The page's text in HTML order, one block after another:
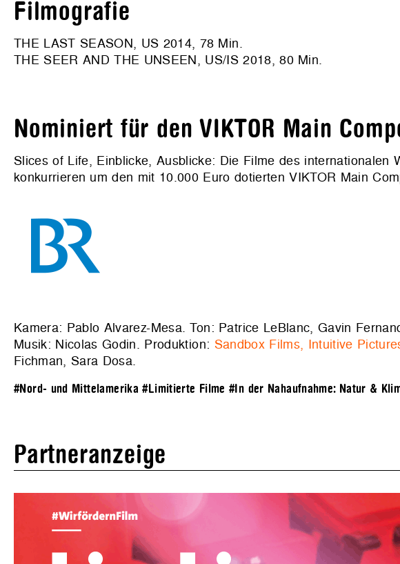
Filmografie
THE LAST SEASON, US 2014, 78 Min.
THE SEER AND THE UNSEEN, US/IS 2018, 80 Min.
Nominiert für den VIKTOR Main
Slices of Life, Einblicke, Ausblicke: Die Filme des internationalen
konkurrieren um den mit 10.000 Euro dotierten VIKTOR Main
Kamera: Pablo Alvarez-Mesa. Ton: Patrice LeBlanc, Gavin
Musik: Nicolas Godin. Produktion: Sandbox Films, Intuitive
Fichman, Sara Dosa.
#Nord- und Mittelamerika #Limitierte Filme #In der Nahaufnahme: Natur &
Partneranzeige